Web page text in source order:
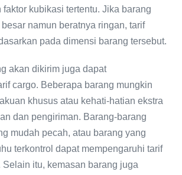
kubikasi tertentu. Jika barang
namun beratnya ringan, tarif
pada dimensi barang tersebut.
akan dikirim juga dapat
cargo. Beberapa barang mungkin
khusus atau kehati-hatian ekstra
dan pengiriman. Barang-barang
mudah pecah, atau barang yang
terkontrol dapat mempengaruhi tarif
itu, kemasan barang juga